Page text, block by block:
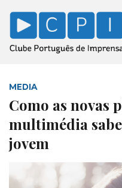
MEDIA
Como as novas
multimédia
jovem